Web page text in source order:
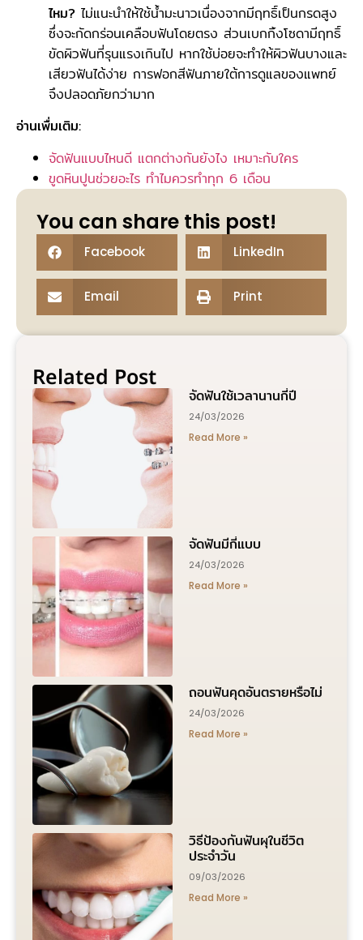
ไหม? ไม่แนะนำให้ใช้น้ำมะนาวเนื่องจากมีฤทธิ์เป็นกรดสูง
ซึ่งจะกัดกร่อนเคลือบฟันโดยตรง ส่วนเบกกิ้งโซดามีฤทธิ์
ขัดผิวฟันที่รุนแรงเกินไป หากใช้บ่อยจะทำให้ผิวฟันบางและ
เสียวฟันได้ง่าย การฟอกสีฟันภายใต้การดูแลของแพทย์
จึงปลอดภัยกว่ามาก
อ่านเพื่มเติม:
จัดฟันแบบไหนดี แตกต่างกันยังไง เหมาะกับใคร
ขูดหินปูนช่วยอะไร ทำไมควรทำทุก 6 เดือน
You can share this post!
Facebook LinkedIn
Email Print
Related Post
จัดฟันใช้เวลานานกี่ปี
24/03/2026
Read More »
จัดฟันมีกี่แบบ
24/03/2026
Read More »
ถอนฟันคุดอันตรายหรือไม่
24/03/2026
Read More »
วิธีป้องกันฟันผุในชีวิต
ประจำวัน
09/03/2026
Read More »